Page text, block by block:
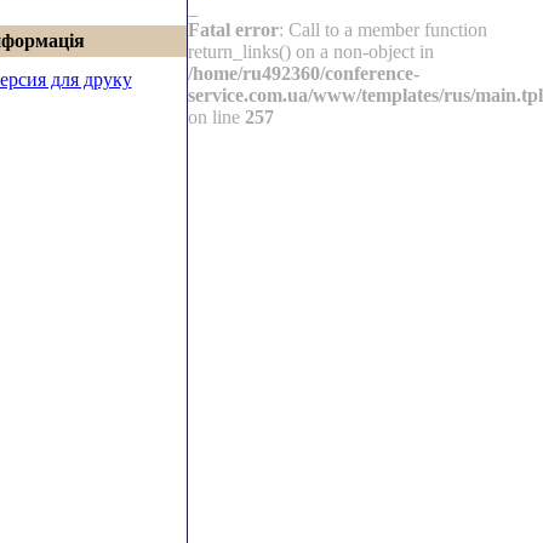
для друку
Fatal error: Call to a member function
return_links() on a non-object in
/home/ru492360/conference-
service.com.ua/www/templates/rus/main.tpl
on line 257